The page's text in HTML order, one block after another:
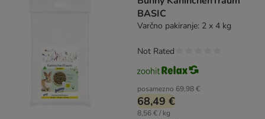
BASIC
Varčno pakiranje: 2 x 4 kg
posamezno 69,98 €
68,49 €
8,56 € / kg
Not Rated